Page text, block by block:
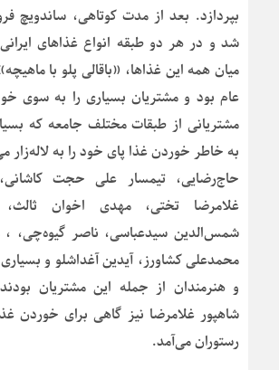
بپردازد. بعد از مدت کوتاهی، ساندویچ
شد و در هر دو طبقه انواع غذاهای
میان همه این غذاها، «باقالی پلو با
عام بود و مشتریان بسیاری را به سوی
مشتریانی از طبقات مختلف جامعه که
به خاطر خوردن غذا پای خود را به
حاج‌رضایی، تیمسار علی حجت
غلامرضا تختی، مهدی اخوان ثالث،
شمس‌الدین سیدعباسی، ناصر گیوه‌چی، ،
محمدعلی کشاورز، آیدین آغداشلو و
و هنرمندان از جمله این مشتریان
شاهپور غلامرضا نیز گاهی برای خوردن
رستوران می‌آمد.